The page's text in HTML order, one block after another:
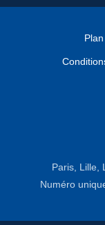
Paris, Lille,
Numéro